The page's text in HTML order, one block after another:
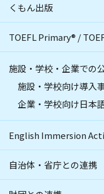
くもん出版
TOEFL Primary® /
施設・学校・企業での
施設・学校向け導入
企業・学校向け日本
English Immersion
自治体・省庁との連携